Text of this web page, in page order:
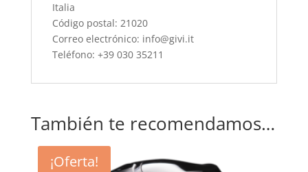
Italia
Código postal: 21020
Correo electrónico: info@givi.it
Teléfono: +39 030 35211
También te recomendamos…
¡Oferta!